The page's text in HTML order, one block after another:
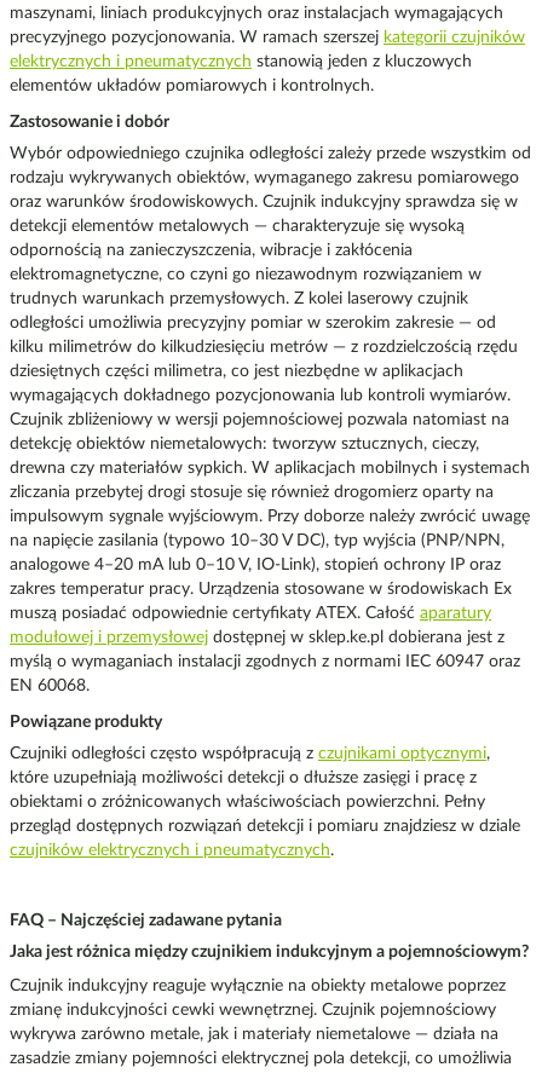
maszynami, liniach produkcyjnych oraz instalacjach wymagających
precyzyjnego pozycjonowania. W ramach szerszej kategorii czujników
elektrycznych i pneumatycznych stanowią jeden z kluczowych
elementów układów pomiarowych i kontrolnych.
Zastosowanie i dobór
Wybór odpowiedniego czujnika odległości zależy przede wszystkim od
rodzaju wykrywanych obiektów, wymaganego zakresu pomiarowego
oraz warunków środowiskowych. Czujnik indukcyjny sprawdza się w
detekcji elementów metalowych — charakteryzuje się wysoką
odpornością na zanieczyszczenia, wibracje i zakłócenia
elektromagnetyczne, co czyni go niezawodnym rozwiązaniem w
trudnych warunkach przemysłowych. Z kolei laserowy czujnik
odległości umożliwia precyzyjny pomiar w szerokim zakresie — od
kilku milimetrów do kilkudziesięciu metrów — z rozdzielczością rzędu
dziesiętnych części milimetra, co jest niezbędne w aplikacjach
wymagających dokładnego pozycjonowania lub kontroli wymiarów.
Czujnik zbliżeniowy w wersji pojemnościowej pozwala natomiast na
detekcję obiektów niemetalowych: tworzyw sztucznych, cieczy,
drewna czy materiałów sypkich. W aplikacjach mobilnych i systemach
zliczania przebytej drogi stosuje się również drogomierz oparty na
impulsowym sygnale wyjściowym. Przy doborze należy zwrócić uwagę
na napięcie zasilania (typowo 10–30 V DC), typ wyjścia (PNP/NPN,
analogowe 4–20 mA lub 0–10 V, IO-Link), stopień ochrony IP oraz
zakres temperatur pracy. Urządzenia stosowane w środowiskach Ex
muszą posiadać odpowiednie certyfikaty ATEX. Całość aparatury
modułowej i przemysłowej dostępnej w sklep.ke.pl dobierana jest z
myślą o wymaganiach instalacji zgodnych z normami IEC 60947 oraz
EN 60068.
Powiązane produkty
Czujniki odległości często współpracują z czujnikami optycznymi,
które uzupełniają możliwości detekcji o dłuższe zasięgi i pracę z
obiektami o zróżnicowanych właściwościach powierzchni. Pełny
przegląd dostępnych rozwiązań detekcji i pomiaru znajdziesz w dziale
czujników elektrycznych i pneumatycznych.
FAQ – Najczęściej zadawane pytania
Jaka jest różnica między czujnikiem indukcyjnym a pojemnościowym?
Czujnik indukcyjny reaguje wyłącznie na obiekty metalowe poprzez
zmianę indukcyjności cewki wewnętrznej. Czujnik pojemnościowy
wykrywa zarówno metale, jak i materiały niemetalowe — działa na
zasadzie zmiany pojemności elektrycznej pola detekcji, co umożliwia